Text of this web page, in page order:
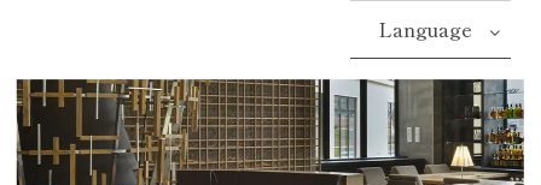
Language